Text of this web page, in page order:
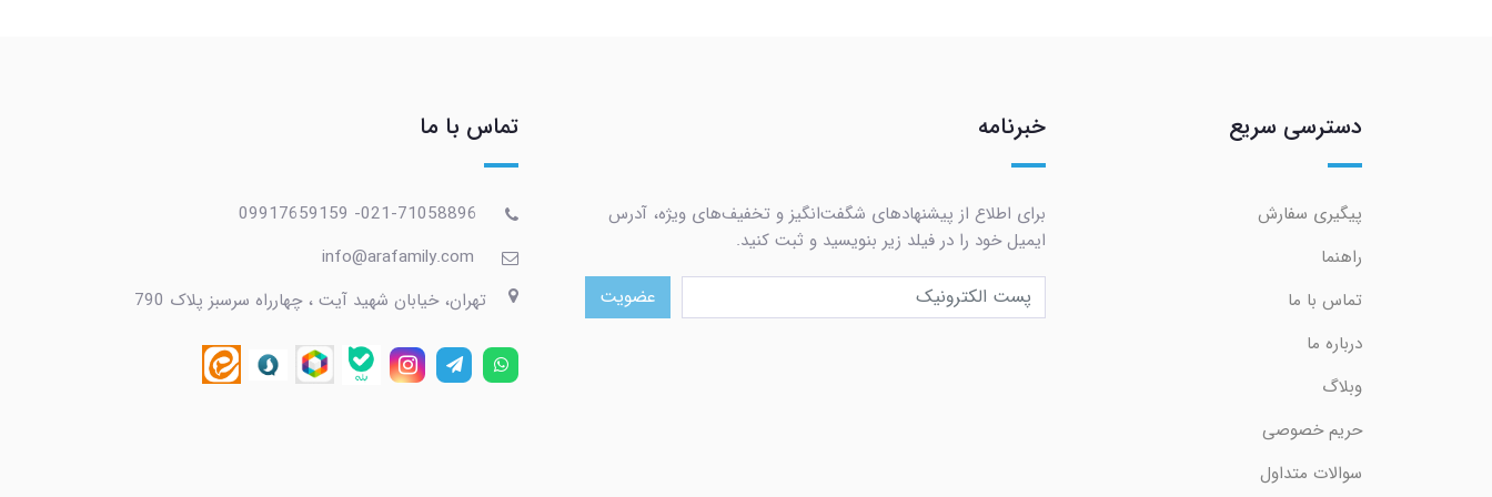
دسترسی سریع
پیگیری سفارش
راهنما
تماس با ما
درباره ما
وبلاگ
حریم خصوصی
سوالات متداول
خبرنامه
برای اطلاع از پیشنهادهای شگفت‌انگیز و تخفیف‌های ویژه، آدرس
ایمیل خود را در فیلد زیر بنویسید و ثبت کنید.
عضویت
تماس با ما
تهران، خیابان شهید آیت ، چهارراه سرسبز پلاک 790